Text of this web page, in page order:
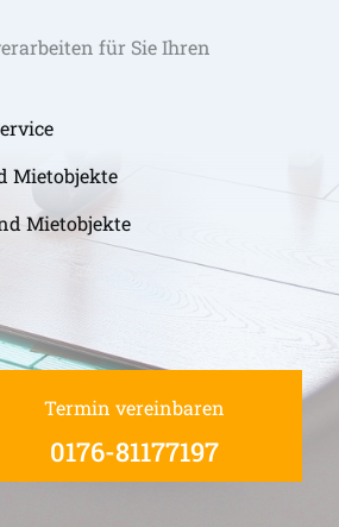
für Sie Ihren
Mietobjekte
Mietobjekte
Termin vereinbaren
0176-81177197